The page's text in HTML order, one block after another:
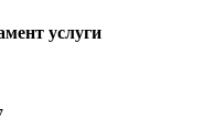
услуги